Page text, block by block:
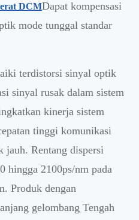
DCMDapat kompensasi
mode tunggal standar
terdistorsi sinyal optik
sinyal rusak dalam sistem
kinerja sistem
tinggi komunikasi
jauh. Rentang dispersi
hingga 2100ps/nm pada
Produk dengan
gelombang Tengah